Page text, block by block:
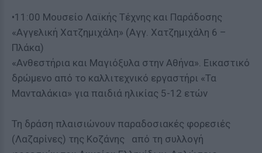
•11:00 Μουσείο Λαϊκής Τέχνης και Παράδοσης
«Αγγελική Χατζημιχάλη» (Αγγ. Χατζημιχάλη 6 –
Πλάκα)
«Ανθεστήρια και Μαγιόξυλα στην Αθήνα». Εικαστικό
δρώμενο από το καλλιτεχνικό εργαστήρι «Τα
Μανταλάκια» για παιδιά ηλικίας 5-12 ετών
Τη δράση πλαισιώνουν παραδοσιακές φορεσιές
(Λαζαρίνες) της Κοζάνης από τη συλλογή